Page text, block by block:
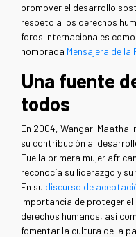
promover el desarrollo
respeto a los derechos
foros internacionales
nombrada Mensajera de la
Una fuente
todos
En 2004, Wangari Maathai
su contribución al
Fue la primera mujer
reconocía su liderazgo y
En su discurso de
importancia de proteger
derechos humanos, así
fomentar la cultura de la